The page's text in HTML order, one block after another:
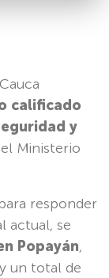
calificado
y
Ministerio
responder
actual, se
Popayán,
un total de